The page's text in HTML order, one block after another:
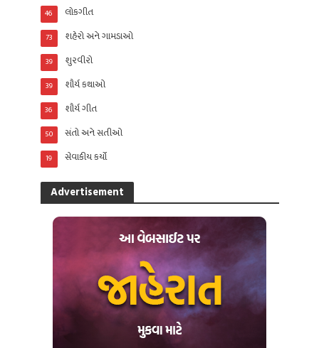
લોકગીત
46
શહેરો અને ગામડાઓ
73
શુરવીરો
39
શૌર્ય કથાઓ
39
શૌર્ય ગીત
36
સંતો અને સતીઓ
50
સેવાકીય કર્યો
19
Advertisement